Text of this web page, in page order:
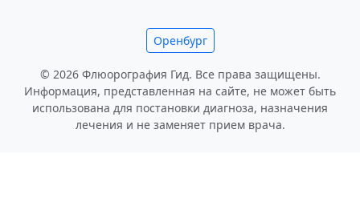
Оренбург
© 2026 Флюорография Гид. Все права защищены.
Информация, представленная на сайте, не может быть
использована для постановки диагноза, назначения
лечения и не заменяет прием врача.